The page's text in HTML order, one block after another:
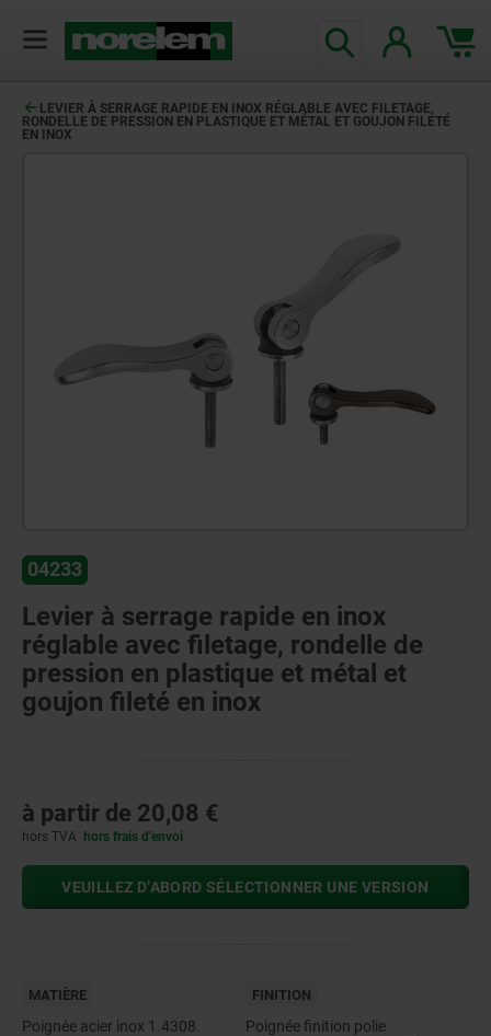
LEVIER À SERRAGE RAPIDE EN INOX RÉGLABLE AVEC FILETAGE,
RONDELLE DE PRESSION EN PLASTIQUE ET MÉTAL ET GOUJON FILETÉ
EN INOX
04233
Levier à serrage rapide en inox
réglable avec filetage, rondelle de
pression en plastique et métal et
goujon fileté en inox
à partir de 20,08 €
hors TVA hors frais d’envoi
VEUILLEZ D’ABORD SÉLECTIONNER UNE VERSION
MATIÈRE
Poignée acier inox 1.4308.
FINITION
Poignée finition polie